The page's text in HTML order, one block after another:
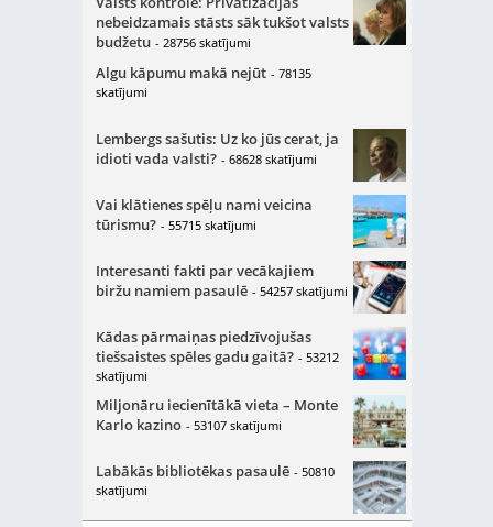
nebeidzamais stāsts sāk tukšot valsts
budžetu - 28756 skatījumi
Algu kāpumu makā nejūt - 78135
skatījumi
Lembergs sašutis: Uz ko jūs cerat, ja
idioti vada valsti? - 68628 skatījumi
Vai klātienes spēļu nami veicina
tūrismu? - 55715 skatījumi
Interesanti fakti par vecākajiem
biržu namiem pasaulē - 54257 skatījumi
Kādas pārmaiņas piedzīvojušas
tiešsaistes spēles gadu gaitā? - 53212
skatījumi
Miljonāru iecienītākā vieta – Monte
Karlo kazino - 53107 skatījumi
Labākās bibliotēkas pasaulē - 50810
skatījumi